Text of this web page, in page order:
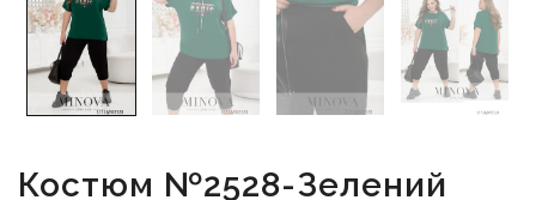
Костюм №2528-Зелений